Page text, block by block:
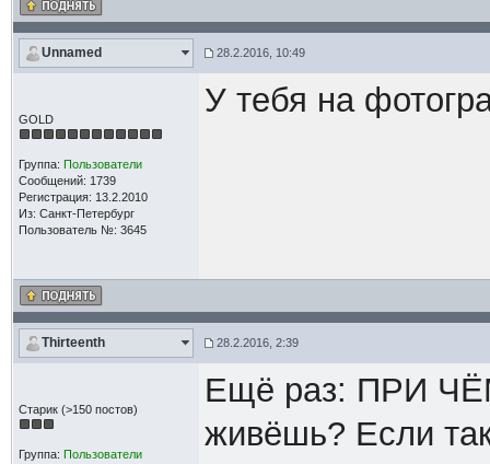
Unnamed 28.2.2016, 10:49
GOLD
Группа: Пользователи
Сообщений: 1739
Регистрация: 13.2.2010
Из: Санкт-Петербург
Пользователь №: 3645
У тебя на
Thirteenth 28.2.2016, 2:39
Старик (>150 постов)
Группа: Пользователи
Ещё раз: ПРИ
живёшь? Если